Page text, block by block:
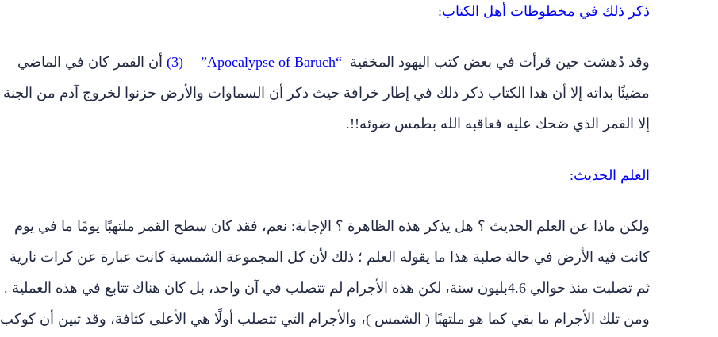
ذكر ذلك في مخطوطات أهل الكتاب:
وقد دُهشت حين قرأت في بعض كتب اليهود المخفية “Apocalypse of Baruch”
(3)
أن القمر كان في الماضي
مضيئًا بذاته إلا أن هذا الكتاب ذكر ذلك في إطار خرافة حيث ذكر أن السماوات والأرض حزنوا لخروج آدم من الجنة
إلا القمر الذي ضحك عليه فعاقبه الله بطمس ضوئه!!.
العلم الحديث:
ولكن ماذا عن العلم الحديث ؟ هل يذكر هذه الظاهرة ؟ الإجابة: نعم، فقد كان سطح القمر ملتهبًا يومًا ما في يوم
كانت فيه الأرض في حالة صلبة هذا ما يقوله العلم ؛ ذلك لأن كل المجموعة الشمسية كانت عبارة عن كرات نارية
ثم تصلبت منذ حوالي 4.6بليون سنة، لكن هذه الأجرام لم تتصلب في آن واحد، بل كان هناك تتابع في هذه العملية .
ومن تلك الأجرام ما بقي كما هو ملتهبًا ( الشمس )، والأجرام التي تتصلب أولًا هي الأعلى كثافة، وقد تبين أن كوكب